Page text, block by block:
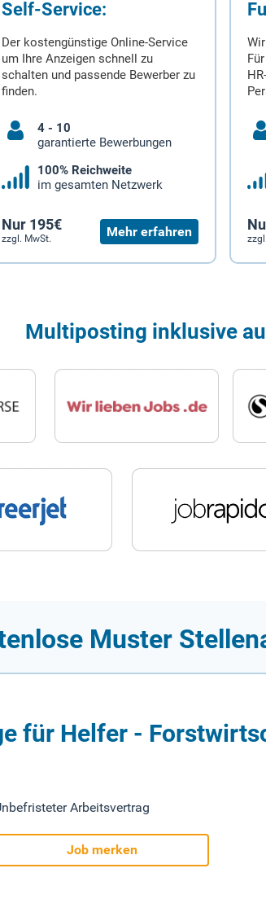
Self-Service:
Der kostengünstige Online-Service
um Ihre Anzeigen schnell zu
schalten und passende Bewerber zu
finden.
4 - 10
garantierte Bewerbungen
100% Reichweite
im gesamten Netzwerk
Nur 195€
zzgl. MwSt. Mehr erfahren
Multiposting inklusive
Muster
für Helfer -
Arbeitsvertrag
Job merken